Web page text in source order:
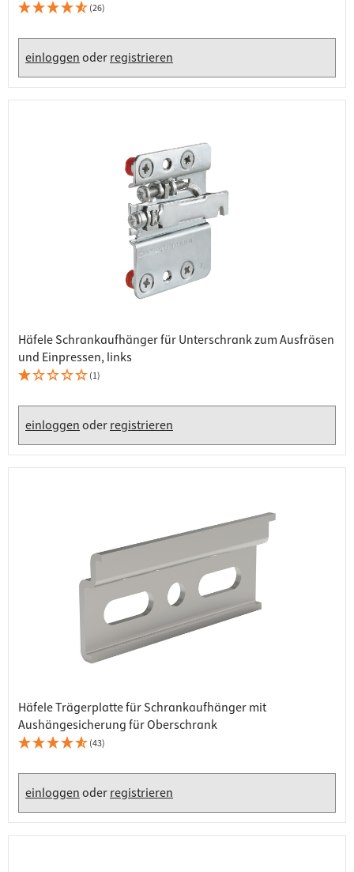
(26)
einloggenoderregistrieren
Häfele Schrankaufhänger für Unterschrank zum Ausfräsen
und Einpressen, links
(1)
einloggenoderregistrieren
Häfele Trägerplatte für Schrankaufhänger mit
Aushängesicherung für Oberschrank
(43)
einloggenoderregistrieren